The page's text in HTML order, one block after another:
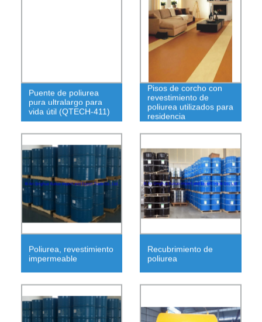
Puente de poliurea
pura ultralargo para
vida útil (QTECH-411)
Pisos de corcho con
revestimiento de
poliurea utilizados para
residencia
Poliurea, revestimiento
impermeable
Recubrimiento de
poliurea